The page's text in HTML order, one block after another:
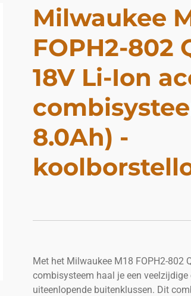
Milwaukee
FOPH2-802
18V Li-Ion
8.0Ah) -
Met het Milwaukee M18 FOPH2-802
combisysteem haal je een
uiteenlopende buitenklussen. Dit